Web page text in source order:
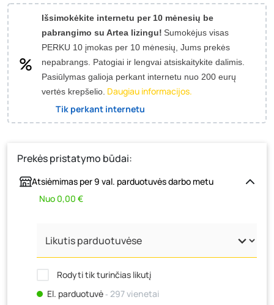
Išsimokėkite internetu per 10 mėnesių be
pabrangimo su Artea lizingu! Sumokėjus visas
PERKU 10 įmokas per 10 mėnesių, Jums prekės
nepabrangs. Patogiai ir lengvai atsiskaitykite dalimis.
Pasiūlymas galioja perkant internetu nuo 200 eurų
vertės krepšelio. Daugiau informacijos.
Tik perkant internetu
Prekės pristatymo būdai:
Atsiėmimas per 9 val. parduotuvės darbo metu
Nuo 0,00 €
Rodyti tik turinčias likutį
El. parduotuvė‐ 297 vienetai